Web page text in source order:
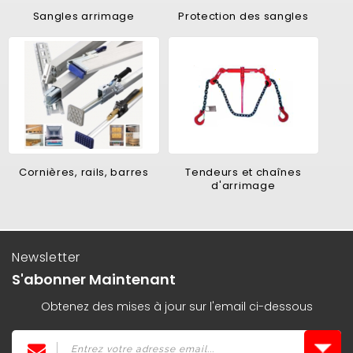
Sangles arrimage Protection des sangles
Cornières, rails, barres
Tendeurs et chaînes
d'arrimage
Newsletter
S'abonner Maintenant
Obtenez des mises à jour sur l'email ci-dessous